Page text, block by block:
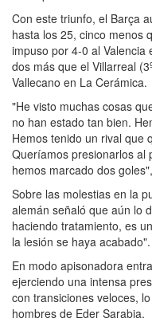
Con este triunfo, el Barça
hasta los 25, cinco menos
impuso por 4-0 al Valencia
dos más que el Villarreal
Vallecano en La Cerámica.
"He visto muchas cosas
no han estado tan bien.
Hemos tenido un rival que
Queríamos presionarlos al
hemos marcado dos
Sobre las molestias en la
alemán señaló que aún lo
haciendo tratamiento, es
la lesión se haya acabado".
En modo apisonadora
ejerciendo una intensa
con transiciones veloces,
hombres de Eder Sarabia.